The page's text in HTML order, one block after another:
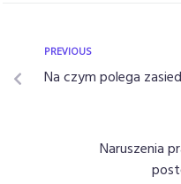
PREVIOUS
Na czym polega
Naruszenia